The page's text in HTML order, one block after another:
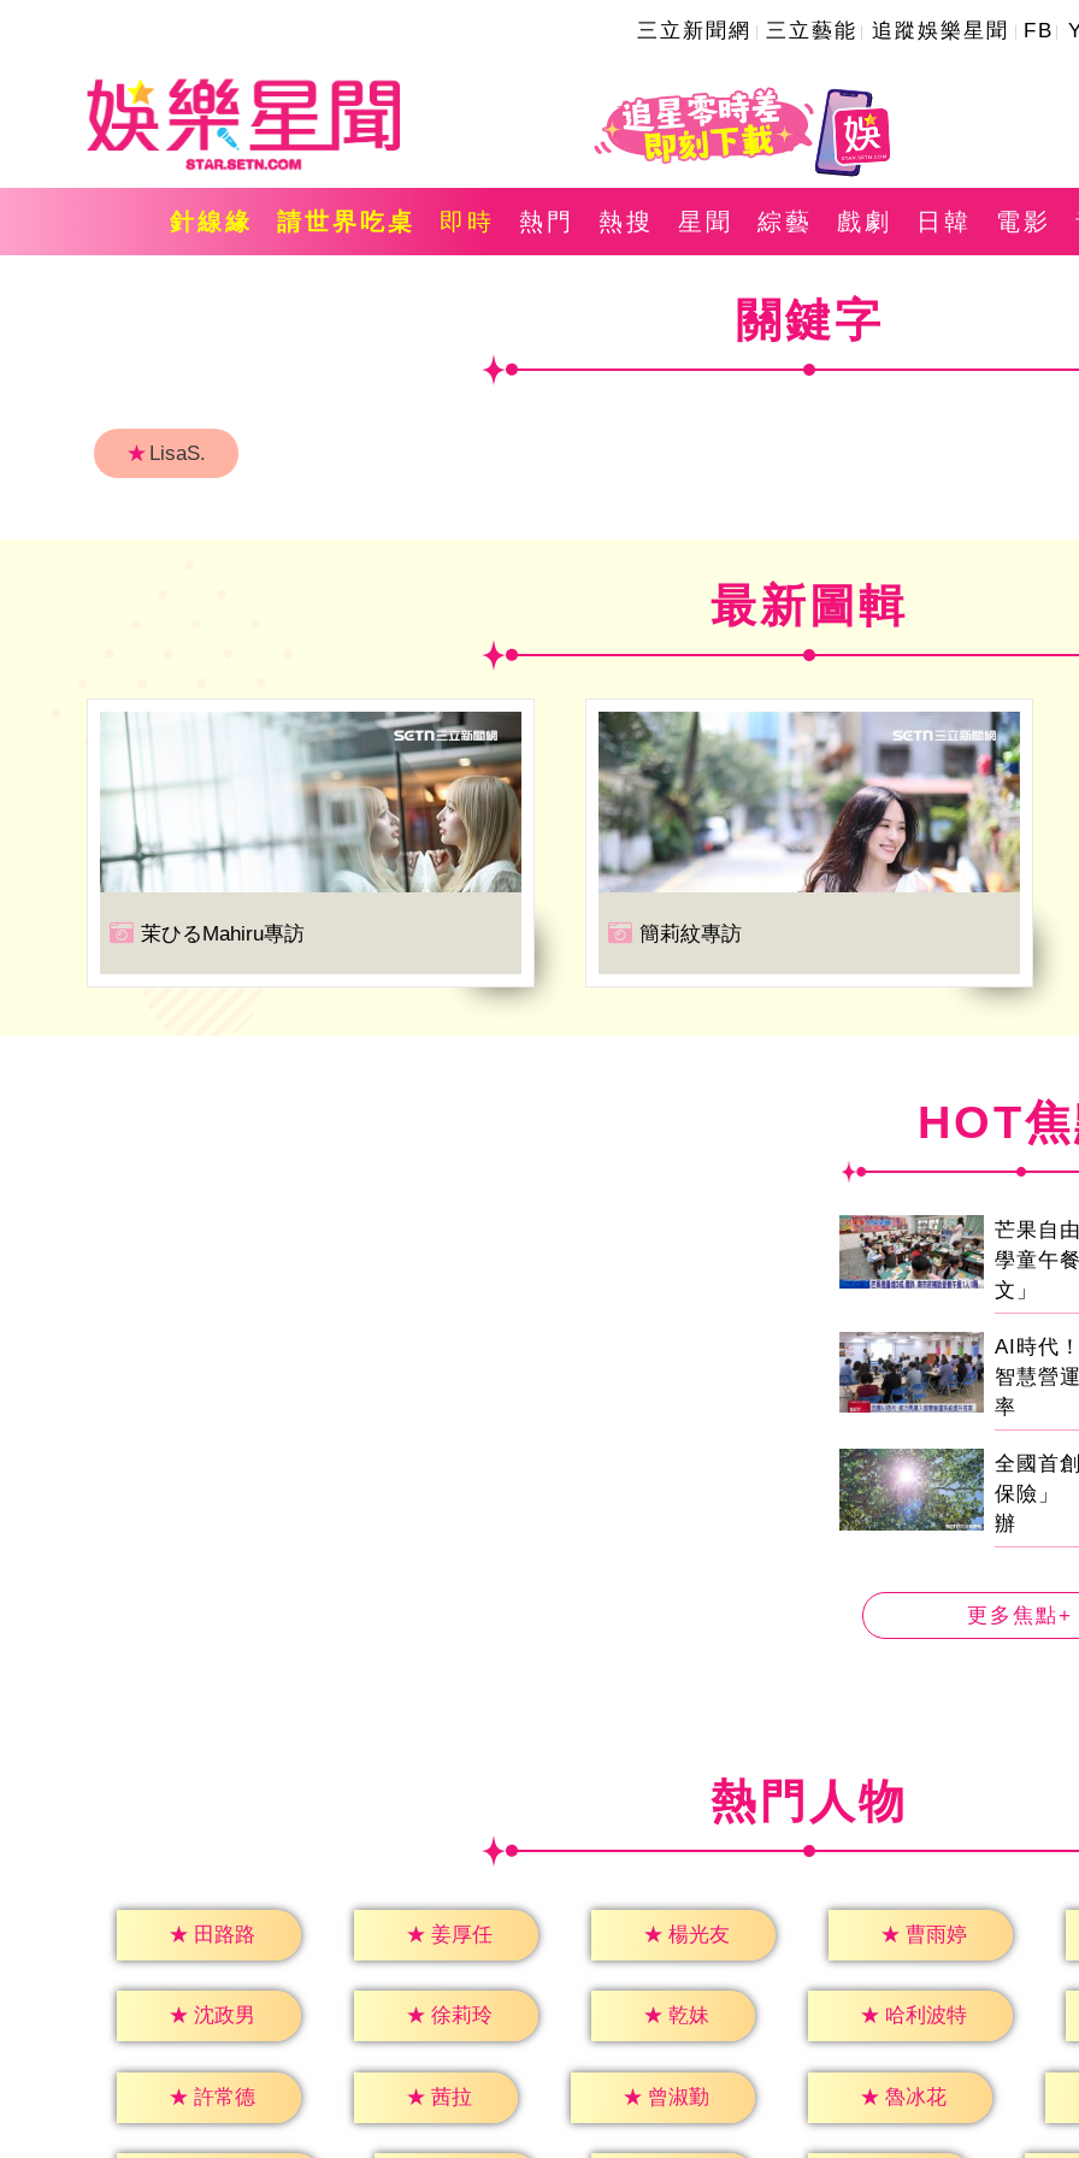
三立新聞網 三立藝能 追蹤娛樂星聞 FB
針線緣 請世界吃桌 即時 熱門 熱搜 星聞 綜藝 戲劇 日韓 電影
關鍵字
★ LisaS.
最新圖輯
茉ひるMahiru專訪 簡莉紋專訪
HOT
芒果自
學童午
文」
AI時代
智慧營
率
全國首
保險」
辦
更多焦點+
熱門人物
★ 田路路 ★ 姜厚任 ★ 楊光友 ★ 曹雨婷
★ 沈政男 ★ 徐莉玲 ★ 乾妹 ★ 哈利波特
★ 許常德 ★ 茜拉 ★ 曾淑勤 ★ 魯冰花